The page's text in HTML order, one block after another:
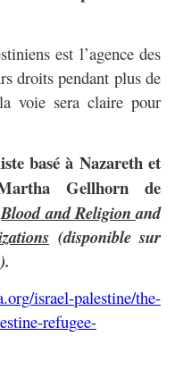
est l’agence des
droits pendant plus de
voie sera claire pour
basé à Nazareth et
Gellhorn de
Blood and Religionand
(disponible sur
israel-palestine/the-
refugee-